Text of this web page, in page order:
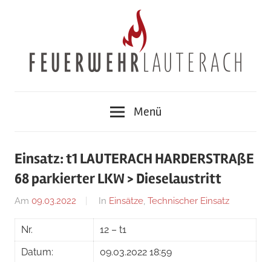
Lauterach
Menü
Einsatz: t1 LAUTERACH HARDERSTRAßE
68 parkierter LKW > Dieselaustritt
Am 09.03.2022
Von
Steiner
In Einsätze, Technischer Einsatz
Nr.
12 – t1
Datum:
09.03.2022 18:59